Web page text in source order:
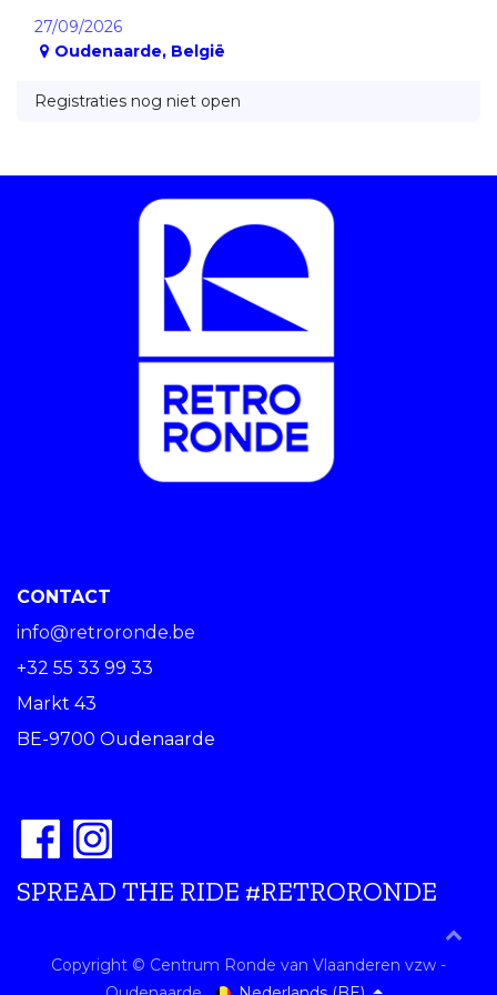
27/09/2026
Oudenaarde, België
Registraties nog niet open
CONTACT
info@retroronde.be
+32 55 33 99 33
Markt 43
BE-9700 Oudenaarde
SPREAD THE RIDE #RETRORONDE
Copyright © Centrum Ronde van Vlaanderen vzw -